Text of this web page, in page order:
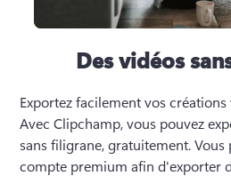
Des vidéos
Exportez facilement vos
Avec Clipchamp, vous pouvez
sans filigrane, gratuitement. Vous
compte premium afin d'exporter